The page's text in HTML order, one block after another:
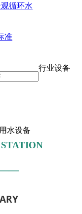
循环水
准
行业设备
水设备